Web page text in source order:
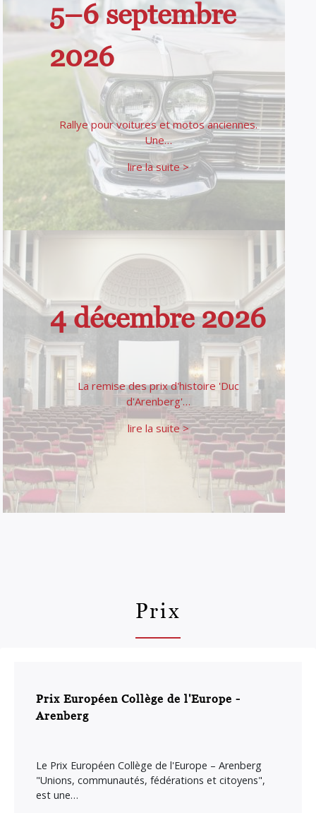
5–6 septembre
2026
Rallye pour voitures et motos anciennes.
Une…
lire la suite >
4 décembre 2026
La remise des prix d'histoire 'Duc
d'Arenberg'…
lire la suite >
Prix
Prix Européen Collège de l'Europe -
Arenberg
Le Prix Européen Collège de l'Europe – Arenberg
"Unions, communautés, fédérations et citoyens",
est une…